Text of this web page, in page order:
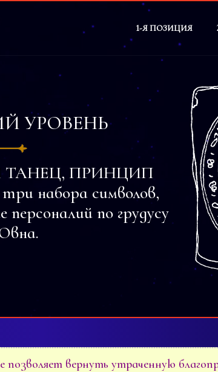
1-Я ПОЗИЦИЯ
УРОВЕНЬ
ТАНЕЦ, ПРИНЦИП
набора символов,
по грудусу
позволяет вернуть утраченную